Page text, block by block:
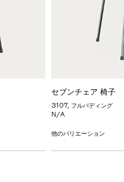
セブンチェア 椅子
3107, フルパディング
N/A
他のバリエーション